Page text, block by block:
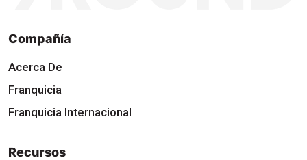
Compañía
Acerca De
Franquicia
Franquicia Internacional
Recursos